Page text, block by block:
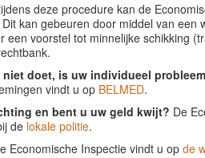
deze procedure kan de
kan gebeuren door middel van
een voorstel tot minnelijke schikking
doet, is uw individueel
vindt u op BELMED.
en bent u uw geld kwijt? De
de lokale politie.
Economische Inspectie vindt u opde